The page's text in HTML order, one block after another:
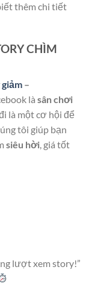
thêm chi tiết
CHÌM
–
là sân chơi
là một cơ hội để
tôi giúp bạn
siêu hời , giá tốt
lượt xem story!”